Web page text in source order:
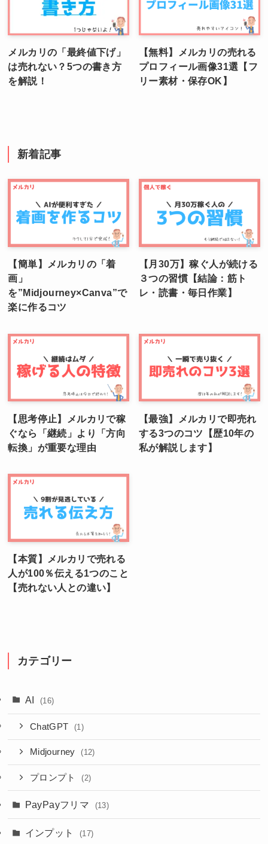
メルカリの「最終値下げ」
は売れない？5つの書き方
を解説！
【無料】メルカリの売れる
プロフィール画像31選【フ
リー素材・保存OK】
新着記事
【簡単】メルカリの「着
画」
を”Midjourney×Canva”で
楽に作るコツ
【月30万】稼ぐ人が続ける
３つの習慣【結論：筋ト
レ・読書・毎日作業】
【思考停止】メルカリで稼
ぐなら「継続」より「方向
転換」が重要な理由
【最強】メルカリで即売れ
する3つのコツ【歴10年の
私が解説します】
【本質】メルカリで売れる
人が100％伝える1つのこと
【売れない人との違い】
カテゴリー
AI (16)
ChatGPT (1)
Midjourney (12)
プロンプト (2)
PayPayフリマ (13)
インプット (17)